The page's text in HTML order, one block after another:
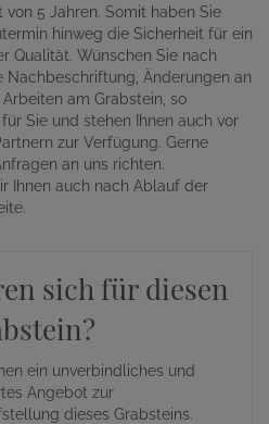
5 Jahren. Somit haben Sie
hinweg die Sicherheit für ein
Qualität. Wünschen Sie nach
Änderungen an
am Grabstein, so
Sie und stehen Ihnen auch vor
zur Verfügung. Gerne
an uns richten.
Ihnen auch nach Ablauf der
sich für diesen
ein unverbindliches und
Angebot zur
dieses Grabsteins.